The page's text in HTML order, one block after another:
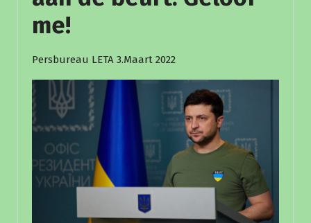
me!
Persbureau LETA ️3.Maart 2022